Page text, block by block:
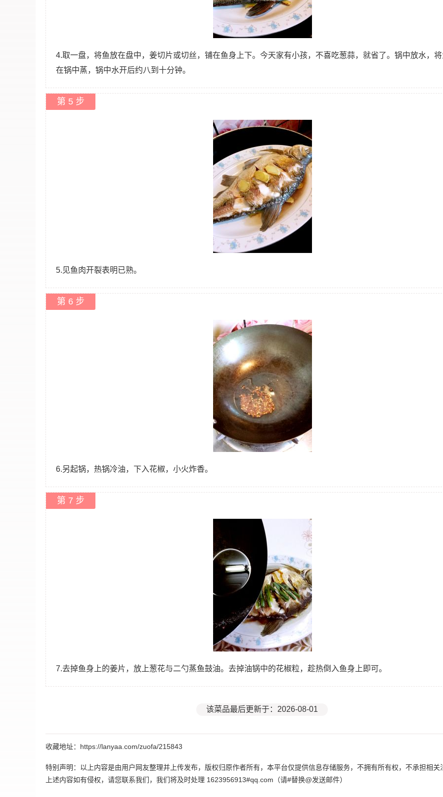
4.取一盘，将鱼放在盘中，姜切片或切丝，铺在鱼身上下。今天家有小孩，不喜吃葱蒜，就省了。锅中放水，
在锅中蒸，锅中水开后约八到十分钟。
第 5 步
5.见鱼肉开裂表明已熟。
第 6 步
6.另起锅，热锅冷油，下入花椒，小火炸香。
第 7 步
7.去掉鱼身上的姜片，放上葱花与二勺蒸鱼鼓油。去掉油锅中的花椒粒，趁热倒入鱼身上即可。
该菜品最后更新于：2026-08-01
收藏地址：https://lanyaa.com/zuofa/215843
特别声明：以上内容是由用户网友整理并上传发布，版权归原作者所有，本平台仅提供信息存储服务，不拥有所有权，不承担相关
上述内容如有侵权，请您联系我们，我们将及时处理 1623956913#qq.com（请#替换@发送邮件）